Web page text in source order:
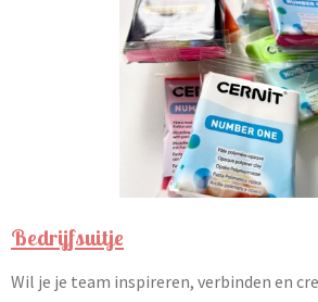
Bedrijfsuitje
Wil je je team inspireren, verbinden en